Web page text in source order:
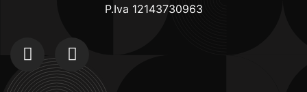
P.Iva 12143730963